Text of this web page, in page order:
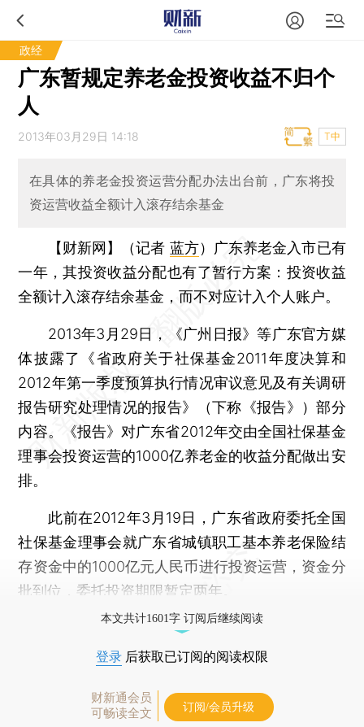
政经
广东暂规定养老金投资收益不归个
人
2013年03月29日 14:18 T中
在具体的养老金投资运营分配办法出台前，广东将投
资运营收益全额计入滚存结余基金
【财新网】（记者 蓝方）
广东养老金入市已有
一年，其投资收益分配也有了暂行方案：投资收益
全额计入滚存结余基金，而不对应计入个人账户。
2013年3月29日，《广州日报》等广东官方媒
体披露了《省政府关于社保基金2011年度决算和
2012年第一季度预算执行情况审议意见及有关调研
报告研究处理情况的报告》（下称《报告》）部分
内容。《报告》对广东省2012年交由全国社保基金
理事会投资运营的1000亿养老金的收益分配做出安
排。
此前在2012年3月19日，广东省政府委托全国
社保基金理事会就广东省城镇职工基本养老保险结
存资金中的1000亿元人民币进行投资运营，资金分
批到位，委托投资期限暂定两年。
本文共计1601字 订阅后继续阅读
登录 后获取已订阅的阅读权限
财新通会员
可畅读全文
订阅/会员升级